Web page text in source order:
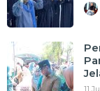
11